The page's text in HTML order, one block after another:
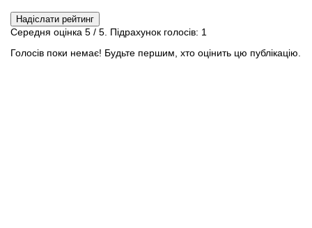
Надіслати рейтинг
Середня оцінка 5 / 5. Підрахунок голосів: 1
Голосів поки немає! Будьте першим, хто оцінить цю публікацію.